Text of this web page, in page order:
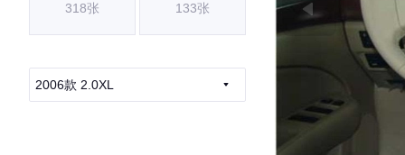
318张 133张
2006款 2.0XL